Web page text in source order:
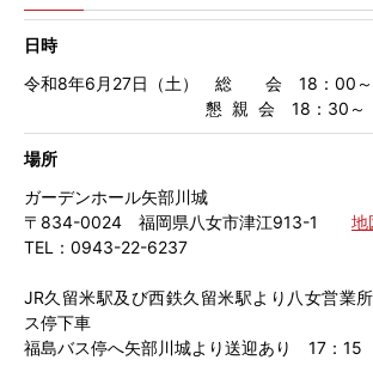
日時
令和8年6月27日（土） 総 会 18：00～
懇 親 会 18：30～
場所
ガーデンホール矢部川城
〒834-0024 福岡県八女市津江913-1 地
TEL：0943-22-6237
JR久留米駅及び西鉄久留米駅より八女営業
ス停下車
福島バス停へ矢部川城より送迎あり 17：15